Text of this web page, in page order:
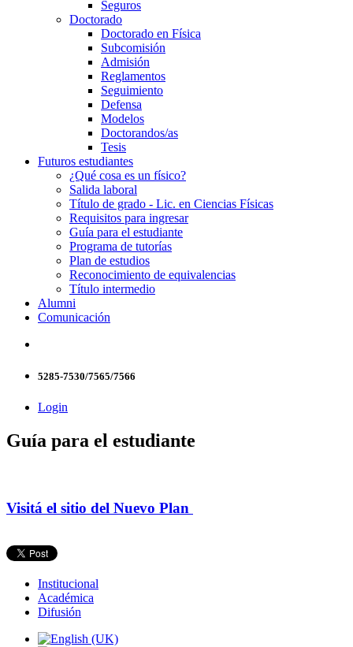
Seguros
Doctorado
Doctorado en Física
Subcomisión
Admisión
Reglamentos
Seguimiento
Defensa
Modelos
Doctorandos/as
Tesis
Futuros estudiantes
¿Qué cosa es un físico?
Salida laboral
Título de grado - Lic. en Ciencias Físicas
Requisitos para ingresar
Guía para el estudiante
Programa de tutorías
Plan de estudios
Reconocimiento de equivalencias
Título intermedio
Alumni
Comunicación
5285-7530/7565/7566
Login
Guía para el estudiante
Visitá el sitio del Nuevo Plan
Institucional
Académica
Difusión